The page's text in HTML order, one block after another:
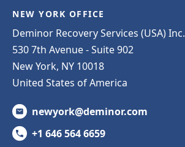
NEW YORK OFFICE
Deminor Recovery Services (USA) Inc.
530 7th Avenue - Suite 902
New York, NY 10018
United States of America
newyork@deminor.com
+1 646 564 6659